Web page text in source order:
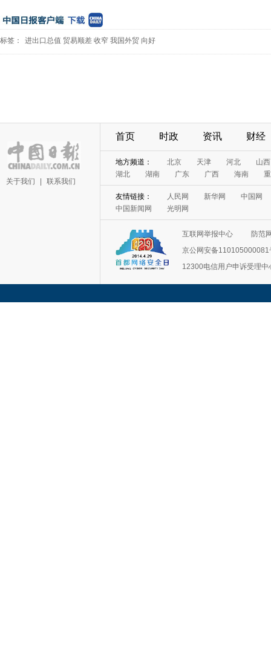
标签： 进出口总值 贸易顺差 收窄 我国外贸 向好
关于我们 联系我们
首页 时政 资讯 财经
地方频道： 北京 天津 河北
山西
湖北
湖南 广东 广西 海南
友情链接： 人民网 新华网
中国网
中国新闻网
光明网
互联网举报中心
防范
京公网安备110105000081
12300电信用户申诉受理中